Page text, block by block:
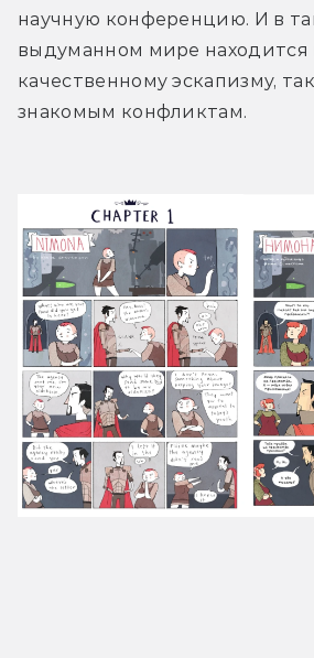
научную конференцию. И в
выдуманном мире находится
качественному эскапизму,
знакомым конфликтам.